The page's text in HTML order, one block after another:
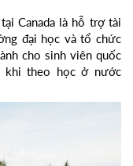
Canada là hỗ trợ tài
đại học và tổ chức
cho sinh viên quốc
khi theo học ở nước